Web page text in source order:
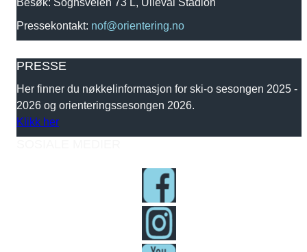
Pressekontakt: nof@orientering.no
PRESSE
Her finner du nøkkelinformasjon for ski-o sesongen 2025 -
2026 og orienteringssesongen 2026.
Klikk her